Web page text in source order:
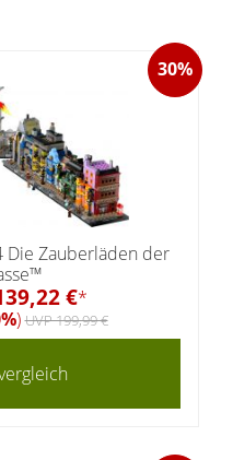
30%
Die Zauberläden der
€*
)UVP 199,99 €